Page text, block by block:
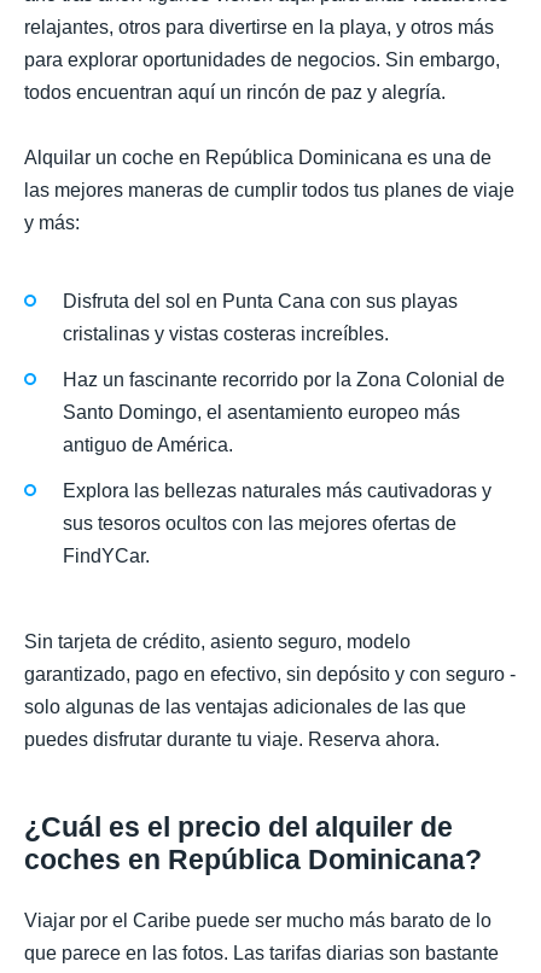
relajantes, otros para divertirse en la playa, y otros más
para explorar oportunidades de negocios. Sin embargo,
todos encuentran aquí un rincón de paz y alegría.
Alquilar un coche en República Dominicana es una de
las mejores maneras de cumplir todos tus planes de viaje
y más:
Disfruta del sol en Punta Cana con sus playas
cristalinas y vistas costeras increíbles.
Haz un fascinante recorrido por la Zona Colonial de
Santo Domingo, el asentamiento europeo más
antiguo de América.
Explora las bellezas naturales más cautivadoras y
sus tesoros ocultos con las mejores ofertas de
FindYCar.
Sin tarjeta de crédito, asiento seguro, modelo
garantizado, pago en efectivo, sin depósito y con seguro -
solo algunas de las ventajas adicionales de las que
puedes disfrutar durante tu viaje. Reserva ahora.
¿Cuál es el precio del alquiler de
coches en República Dominicana?
Viajar por el Caribe puede ser mucho más barato de lo
que parece en las fotos. Las tarifas diarias son bastante